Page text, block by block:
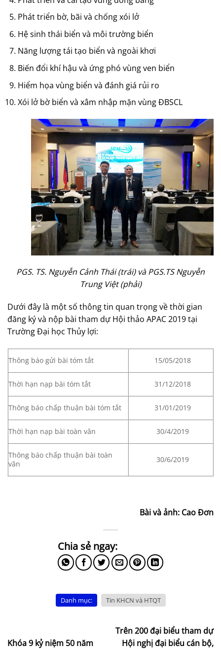
Phát triển bờ, bãi và chống xói lở
Hệ sinh thái biển và môi trường biển
Năng lượng tái tạo biển và ngoài khơi
Biến đổi khí hậu và ứng phó vùng ven biển
Hiểm họa vùng biển và đánh giá rủi ro
Xói lở bờ biển và xâm nhập mặn vùng ĐBSCL
PGS. TS. Nguyễn Cảnh Thái (trái) và PGS.TS Nguyễn
Trung Việt (phải)
Dưới đây là một số thông tin quan trọng về thời gian
đăng ký và nộp bài tham dự Hội thảo APAC 2019 tại
Trường Đại học Thủy lợi:
Thông báo gửi bài tóm tắt 15/05/2018
Thời hạn nạp bài tóm tắt 31/12/2018
Thông báo chấp thuận bài tóm tắt 31/01/2019
Thời hạn nạp bài toàn văn 30/4/2019
Thông báo chấp thuận bài toàn
văn
30/6/2019
Bài và ảnh: Cao Đơn
Danh mục: Tin KHCN và HTQT
Khóa 9 kỷ niệm 50 năm
Trên 200 đại biểu tham dự
Hội nghị đại biểu cán bộ,